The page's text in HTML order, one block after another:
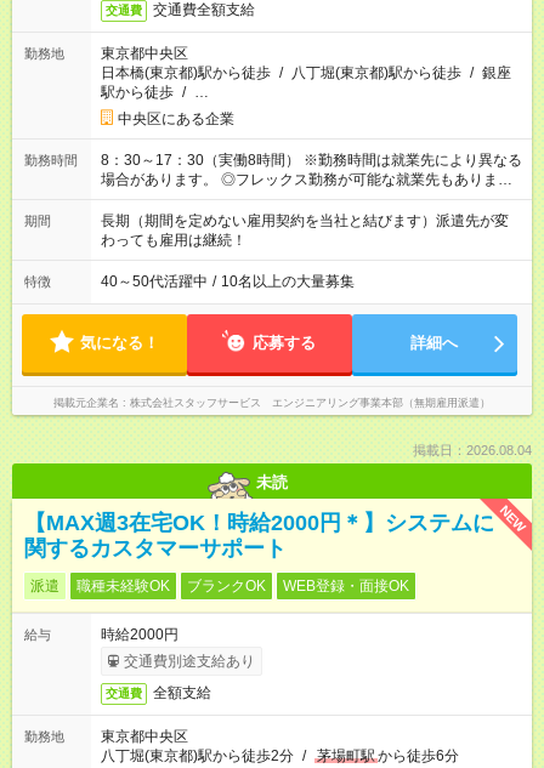
交通費 交通費全額支給
勤務地
東京都中央区
日本橋(東京都)駅から徒歩 / 八丁堀(東京都)駅から徒歩 / 銀座
駅から徒歩 / …
中央区にある企業
勤務時間
8：30～17：30（実働8時間） ※勤務時間は就業先により異なる
場合があります。 ◎フレックス勤務が可能な就業先もありま
す。 ◎今よりもさらに働きやすい環境をつくるべく、 働き方
改革に全社をあげて取り組んでいます。
期間
長期（期間を定めない雇用契約を当社と結びます）派遣先が変
わっても雇用は継続！
特徴 40～50代活躍中 / 10名以上の大量募集
気になる！ 応募する 詳細へ
掲載元企業名 株式会社スタッフサービス エンジニアリング事業本部（無期雇用派遣）
掲載日：2026.08.04
未読
NEW
【MAX週3在宅OK！時給2000円＊】システムに
関するカスタマーサポート
派遣 職種未経験OK ブランクOK WEB登録・面接OK
給与
時給2000円
交通費別途支給あり
交通費 全額支給
勤務地
東京都中央区
八丁堀(東京都)駅から徒歩2分 / 茅場町駅から徒歩6分